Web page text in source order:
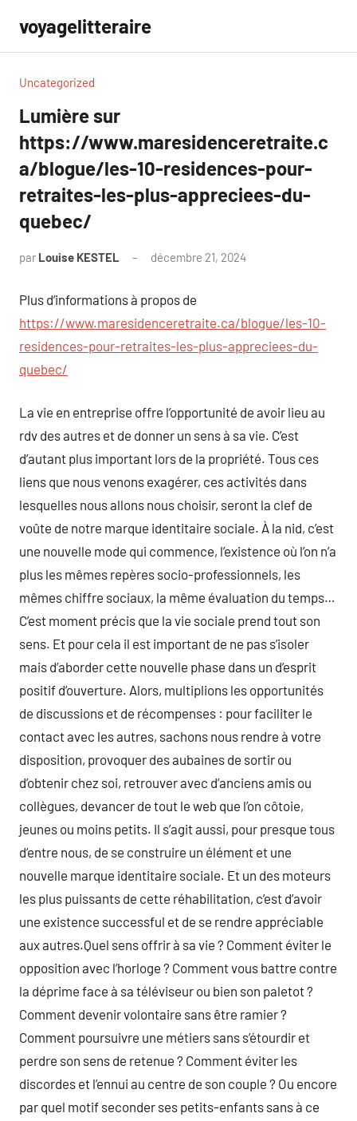
contenu
voyagelitteraire
Uncategorized
Lumière sur
https://www.maresidenceretraite.c
a/blogue/les-10-residences-pour-
retraites-les-plus-appreciees-du-
quebec/
par Louise KESTEL décembre 21, 2024
Plus d’informations à propos de
https://www.maresidenceretraite.ca/blogue/les-10-
residences-pour-retraites-les-plus-appreciees-du-
quebec/
La vie en entreprise offre l’opportunité de avoir lieu au
rdv des autres et de donner un sens à sa vie. C’est
d’autant plus important lors de la propriété. Tous ces
liens que nous venons exagérer, ces activités dans
lesquelles nous allons nous choisir, seront la clef de
voûte de notre marque identitaire sociale. À la nid, c’est
une nouvelle mode qui commence, l’existence où l’on n’a
plus les mêmes repères socio-professionnels, les
mêmes chiffre sociaux, la même évaluation du temps…
C’est moment précis que la vie sociale prend tout son
sens. Et pour cela il est important de ne pas s’isoler
mais d’aborder cette nouvelle phase dans un d’esprit
positif d’ouverture. Alors, multiplions les opportunités
de discussions et de récompenses : pour faciliter le
contact avec les autres, sachons nous rendre à votre
disposition, provoquer des aubaines de sortir ou
d’obtenir chez soi, retrouver avec d’anciens amis ou
collègues, devancer de tout le web que l’on côtoie,
jeunes ou moins petits. Il s’agit aussi, pour presque tous
d’entre nous, de se construire un élément et une
nouvelle marque identitaire sociale. Et un des moteurs
les plus puissants de cette réhabilitation, c’est d’avoir
une existence successful et de se rendre appréciable
aux autres.Quel sens offrir à sa vie ? Comment éviter le
opposition avec l’horloge ? Comment vous battre contre
la déprime face à sa téléviseur ou bien son paletot ?
Comment devenir volontaire sans être ramier ?
Comment poursuivre une métiers sans s’étourdir et
perdre son sens de retenue ? Comment éviter les
discordes et l’ennui au centre de son couple ? Ou encore
par quel motif seconder ses petits-enfants sans à ce